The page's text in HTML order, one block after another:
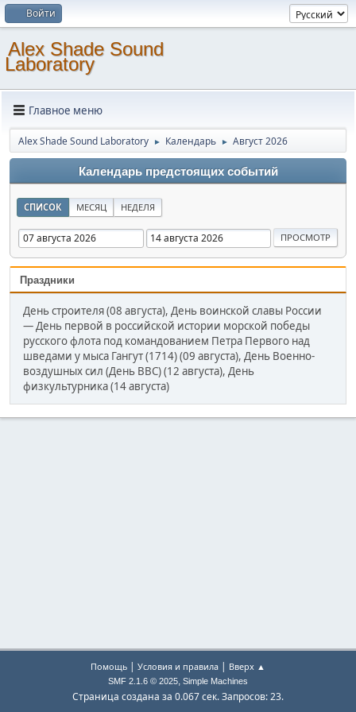
Войти
Alex Shade Sound
Laboratory
Главное меню
Alex Shade Sound Laboratory ► Календарь ► Август 2026
Календарь предстоящих событий
СПИСОК МЕСЯЦ НЕДЕЛЯ
Праздники
День строителя (08 августа), День воинской славы России
— День первой в российской истории морской победы
русского флота под командованием Петра Первого над
шведами у мыса Гангут (1714) (09 августа), День Военно-
воздушных сил (День ВВС) (12 августа), День
физкультурника (14 августа)
Помощь | Условия и правила | Вверх ▲
SMF 2.1.6 © 2025, Simple Machines
Страница создана за 0.067 сек. Запросов: 23.